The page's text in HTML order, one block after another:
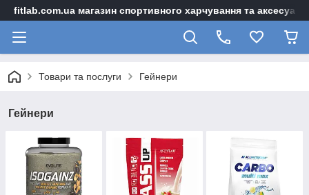
fitlab.com.ua магазин спортивного харчування та
Товари та послуги Гейнери
Гейнери